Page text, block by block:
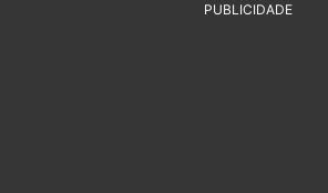
PUBLICIDADE